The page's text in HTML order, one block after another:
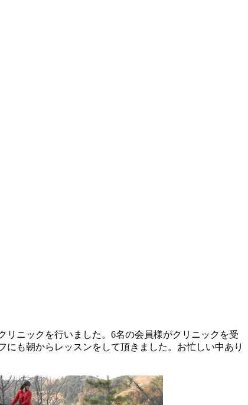
ニックを行いました。6名の会員様がクリニックを受
も朝からレッスンをして頂きました。お忙しい中あり